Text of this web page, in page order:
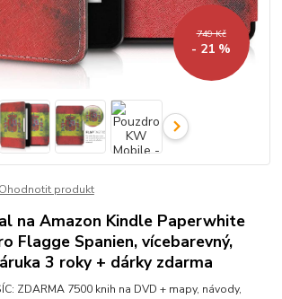
749 Kč
- 21 %
Ohodnotit produkt
na Amazon Kindle Paperwhite
Flagge Spanien, vícebarevný,
3 roky + dárky zdarma
ZDARMA 7500 knih na DVD + mapy, návody,